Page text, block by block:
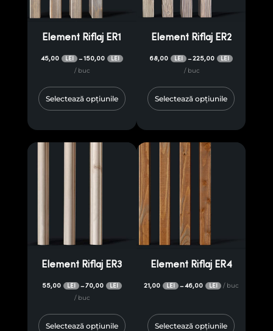
Element Riflaj ER1
45,00 LEI –150,00 LEI
/ buc
Selectează opțiunile
Element Riflaj ER2
68,00 LEI –225,00 LEI
/ buc
Selectează opțiunile
Element Riflaj ER3
55,00 LEI –70,00 LEI
/ buc
Selectează opțiunile
Element Riflaj ER4
21,00 LEI –46,00 LEI / buc
Selectează opțiunile